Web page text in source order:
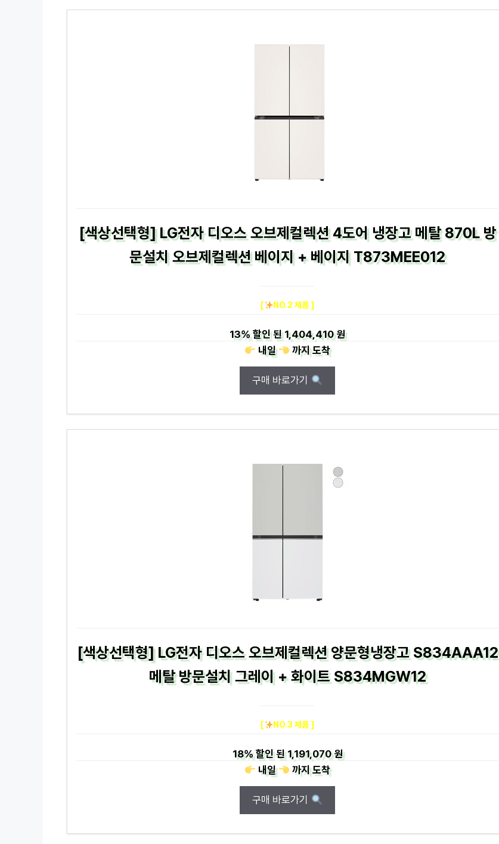
[색상선택형] LG전자 디오스 오브제컬렉션 4도어 냉장고 메탈 870L 방
문설치 오브제컬렉션 베이지 + 베이지 T873MEE012
[ NO.2 제품 ]
13%할인 된1,404,410 원
내일
까지도착
구매 바로가기
[색상선택형] LG전자 디오스 오브제컬렉션 양문형냉장고 S834AAA12
메탈 방문설치 그레이 + 화이트 S834MGW12
[ NO.3 제품 ]
18%할인 된1,191,070 원
내일
까지도착
구매 바로가기